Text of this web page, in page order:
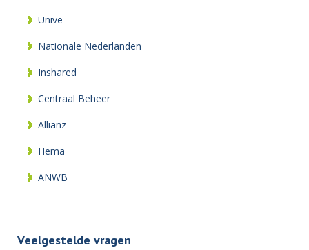
Unive
Nationale Nederlanden
Inshared
Centraal Beheer
Allianz
Hema
ANWB
Veelgestelde vragen